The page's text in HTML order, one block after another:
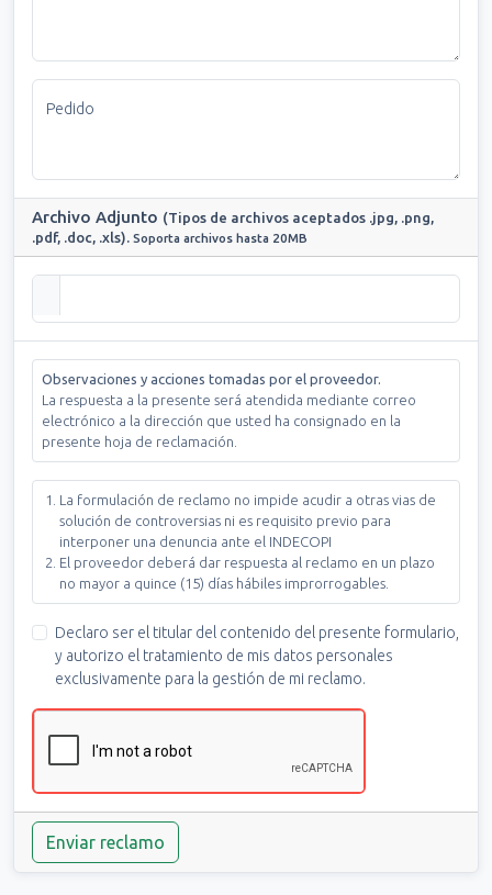
Pedido
Archivo Adjunto (Tipos de archivos aceptados .jpg, .png,
.pdf, .doc, .xls). Soporta archivos hasta 20MB
Observaciones y acciones tomadas por el proveedor.
La respuesta a la presente será atendida mediante correo
electrónico a la dirección que usted ha consignado en la
presente hoja de reclamación.
La formulación de reclamo no impide acudir a otras vias de
solución de controversias ni es requisito previo para
interponer una denuncia ante el INDECOPI
El proveedor deberá dar respuesta al reclamo en un plazo
no mayor a quince (15) días hábiles improrrogables.
Declaro ser el titular del contenido del presente formulario,
y autorizo el tratamiento de mis datos personales
exclusivamente para la gestión de mi reclamo.
Enviar reclamo